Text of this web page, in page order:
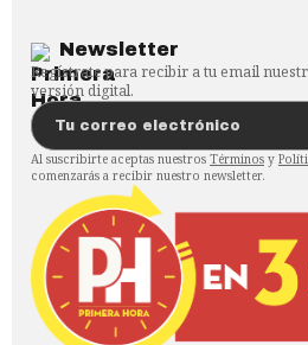
Newsletter
Regístrate para recibir a tu email
versión digital.
Al suscribirte aceptas nuestros Términos y
comenzarás a recibir nuestro newsletter.